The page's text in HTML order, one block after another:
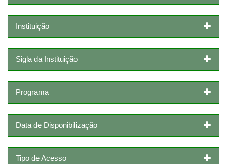
Instituição
Sigla da Instituição
Programa
Data de Disponibilização
Tipo de Acesso